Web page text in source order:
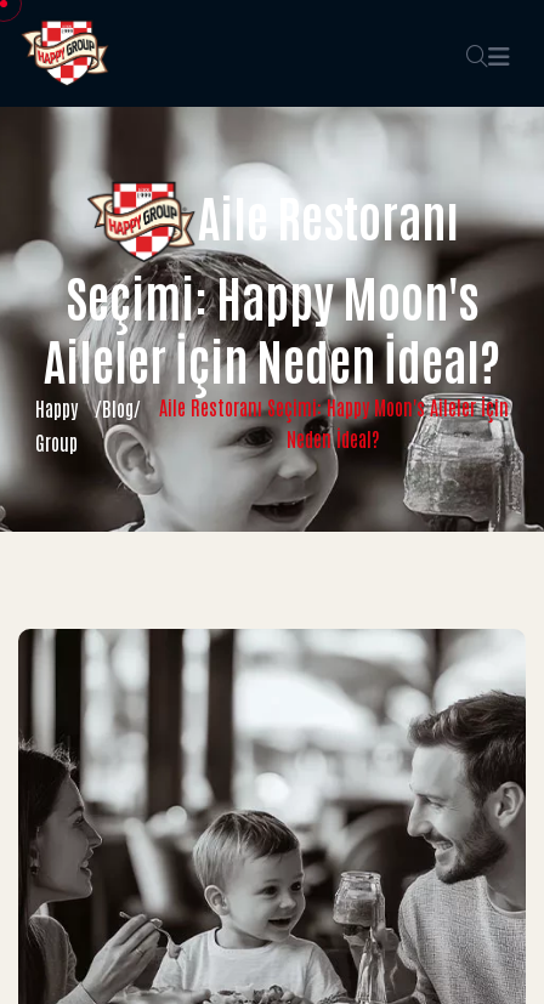
Aile Restoranı
Seçimi: Happy Moon's
Aileler İçin Neden İdeal?
Happy
Group
/Blog/
Aile Restoranı Seçimi: Happy Moon's Aileler İçin
Neden İdeal?